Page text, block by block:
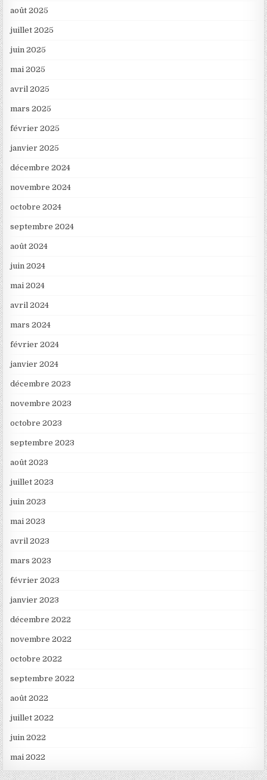
août 2025
juillet 2025
juin 2025
mai 2025
avril 2025
mars 2025
février 2025
janvier 2025
décembre 2024
novembre 2024
octobre 2024
septembre 2024
août 2024
juin 2024
mai 2024
avril 2024
mars 2024
février 2024
janvier 2024
décembre 2023
novembre 2023
octobre 2023
septembre 2023
août 2023
juillet 2023
juin 2023
mai 2023
avril 2023
mars 2023
février 2023
janvier 2023
décembre 2022
novembre 2022
octobre 2022
septembre 2022
août 2022
juillet 2022
juin 2022
mai 2022